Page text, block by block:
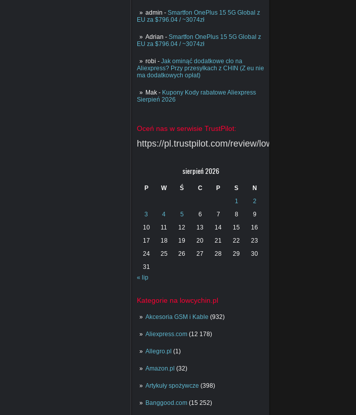
admin - Smartfon OnePlus 15 5G Global z
EU za $796.04 / ~3074zł
Adrian - Smartfon OnePlus 15 5G Global z
EU za $796.04 / ~3074zł
robi - Jak ominąć dodatkowe cło na
Aliexpress? Przy przesyłkach z CHIN (Z eu nie
ma dodatkowych opłat)
Mak - Kupony Kody rabatowe Aliexpress
Sierpień 2026
Oceń nas w serwisie TrustPilot:
https://pl.trustpilot.com/review/lowcychin.pl
sierpień 2026
P W Ś C P S
N
1
2
3
4 5 6 7 8
9
10
11 12 13 14 15
16
17
18 19 20 21 22
23
24
25 26 27 28 29
30
31
« lip
Kategorie na lowcychin.pl
Akcesoria GSM i Kable (932)
Aliexpress.com (12 178)
Allegro.pl (1)
Amazon.pl (32)
Artykuły spożywcze (398)
Banggood.com (15 252)